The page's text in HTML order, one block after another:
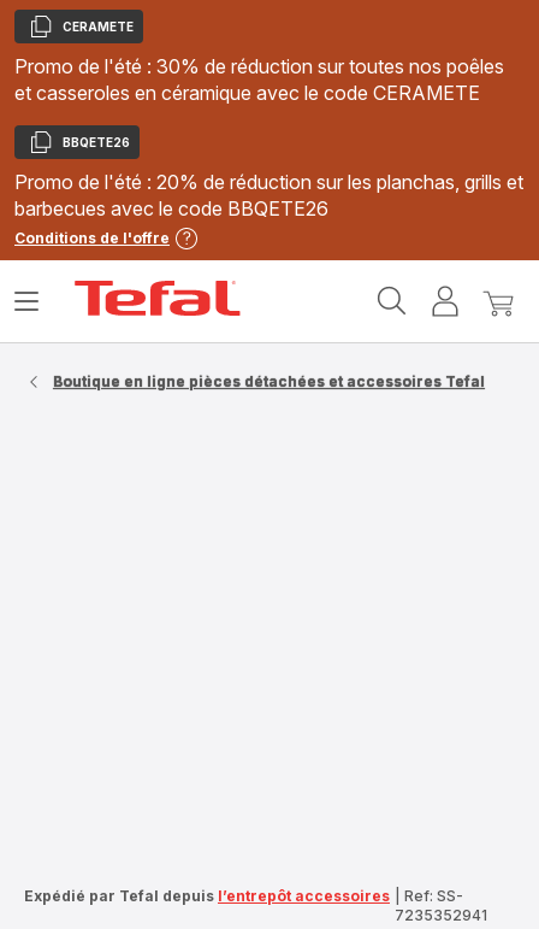
Copier
CERAMETE
Promo de l'été : 30% de réduction sur toutes nos poêles
et casseroles en céramique avec le code CERAMETE
Copier
BBQETE26
Promo de l'été : 20% de réduction sur les planchas, grills et
barbecues avec le code BBQETE26
Conditions de l'offre
MonMon
Ouvrir
Boutique en ligne pièces détachées et accessoires Tefal
Expédié par Tefal depuis l’entrepôt accessoires
Ref: SS-
7235352941